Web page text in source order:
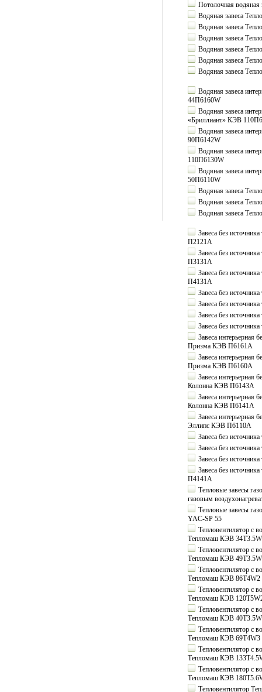
Потолочная
Водяная завеса
Водяная завеса
Водяная завеса
Водяная завеса
Водяная завеса
Водяная завеса
Водяная завеса
44П6160W
Водяная завеса
«Бриллиант» КЭВ
Водяная завеса
90П6142W
Водяная завеса
110П6130W
Водяная завеса
50П6110W
Водяная завеса
Водяная завеса
Водяная завеса
Завеса без
П2121А
Завеса без
П3131А
Завеса без
П4131А
Завеса без
Завеса без
Завеса без
Завеса без
Завеса интерьерная
Призма КЭВ П6161А
Завеса интерьерная
Призма КЭВ П6160А
Завеса интерьерная
Колонна КЭВ П6143А
Завеса интерьерная
Колонна КЭВ П6141А
Завеса интерьерная
Эллипс КЭВ П6110А
Завеса без
Завеса без
Завеса без
Завеса без
П4141А
Тепловые завесы
газовым
Тепловые завесы
YAC-SP 55
Тепловентилятор с
Тепломаш КЭВ
Тепловентилятор с
Тепломаш КЭВ
Тепловентилятор с
Тепломаш КЭВ 86T4W2
Тепловентилятор с
Тепломаш КЭВ
Тепловентилятор с
Тепломаш КЭВ
Тепловентилятор с
Тепломаш КЭВ 69T4W3
Тепловентилятор с
Тепломаш КЭВ
Тепловентилятор с
Тепломаш КЭВ
Тепловентилятор